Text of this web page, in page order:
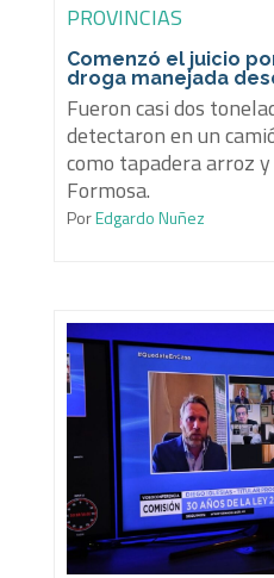
PROVINCIAS
Comenzó el juicio
droga manejada
Fueron casi dos
detectaron en un
como tapadera arroz
Formosa.
PorEdgardo Nuñez